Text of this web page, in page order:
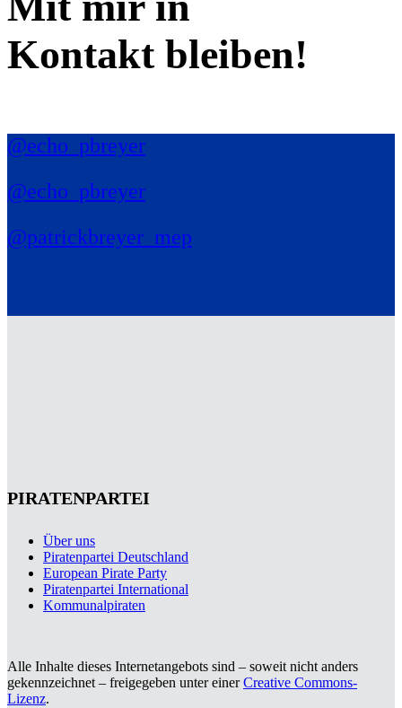
Kontakt bleiben!
@echo_pbreyer
@echo_pbreyer
@patrickbreyer_mep
PIRATENPARTEI
Über uns
Piratenpartei Deutschland
European Pirate Party
Piratenpartei International
Kommunalpiraten
Alle Inhalte dieses Internetangebots sind – soweit nicht anders
gekennzeichnet – freigegeben unter einerCreative Commons-
Lizenz.